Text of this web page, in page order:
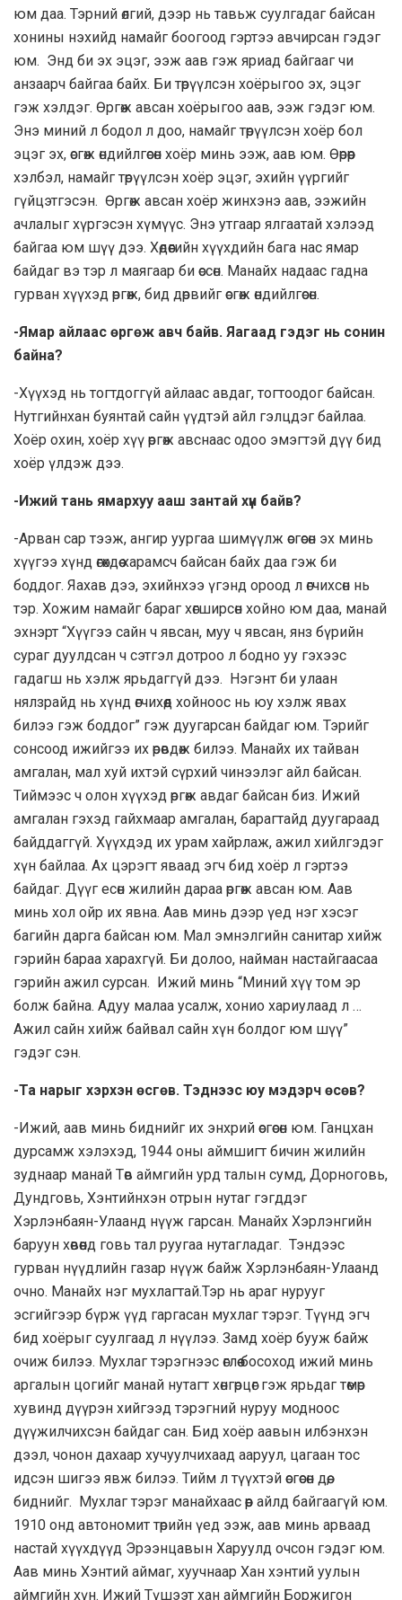
юм даа. Тэрний өлгий, дээр нь тавьж суулгадаг байсан
хонины нэхийд намайг боогоод гэртээ авчирсан гэдэг
юм. Энд би эх эцэг, ээж аав гэж яриад байгааг чи
анзаарч байгаа байх. Би төрүүлсэн хоёрыгоо эх, эцэг
гэж хэлдэг. Өргөж авсан хоёрыгоо аав, ээж гэдэг юм.
Энэ миний л бодол л доо, намайг төрүүлсэн хоёр бол
эцэг эх, өсгөж өндийлгөсөн хоёр минь ээж, аав юм. Өөрөөр
хэлбэл, намайг төрүүлсэн хоёр эцэг, эхийн үүргийг
гүйцэтгэсэн. Өргөж авсан хоёр жинхэнэ аав, ээжийн
ачлалыг хүргэсэн хүмүүс. Энэ утгаар ялгаатай хэлээд
байгаа юм шүү дээ. Хөдөөгийн хүүхдийн бага нас ямар
байдаг вэ тэр л маягаар би өссөн. Манайх надаас гадна
гурван хүүхэд өргөж, бид дөрвийг өсгөж өндийлгөсөн.
-Ямар айлаас өргөж авч байв. Яагаад гэдэг нь сонин
байна?
-Хүүхэд нь тогтдоггүй айлаас авдаг, тогтоодог байсан.
Нутгийнхан буянтай сайн үүдтэй айл гэлцдэг байлаа.
Хоёр охин, хоёр хүү өргөж авснаас одоо эмэгтэй дүү бид
хоёр үлдэж дээ.
-Ижий тань ямархуу ааш зантай хүн байв?
-Арван сар тээж, ангир уургаа шимүүлж өсгөсөн эх минь
хүүгээ хүнд өгөхдөө харамсч байсан байх даа гэж би
боддог. Яахав дээ, эхийнхээ үгэнд ороод л өгчихсөн нь
тэр. Хожим намайг бараг хөгширсөн хойно юм даа, манай
эхнэрт “Хүүгээ сайн ч явсан, муу ч явсан, янз бүрийн
сураг дуулдсан ч сэтгэл дотроо л бодно уу гэхээс
гадагш нь хэлж ярьдаггүй дээ. Нэгэнт би улаан
нялзрайд нь хүнд өгчихөөд хойноос нь юу хэлж явах
билээ гэж боддог” гэж дуугарсан байдаг юм. Тэрийг
сонсоод ижийгээ их өрөвдөж билээ. Манайх их тайван
амгалан, мал хуй ихтэй сүрхий чинээлэг айл байсан.
Тиймээс ч олон хүүхэд өргөж авдаг байсан биз. Ижий
амгалан гэхэд гайхмаар амгалан, барагтайд дуугараад
байддаггүй. Хүүхдэд их урам хайрлаж, ажил хийлгэдэг
хүн байлаа. Ах цэрэгт яваад эгч бид хоёр л гэртээ
байдаг. Дүүг есөн жилийн дараа өргөж авсан юм. Аав
минь хол ойр их явна. Аав минь дээр үед нэг хэсэг
багийн дарга байсан юм. Мал эмнэлгийн санитар хийж
гэрийн бараа харахгүй. Би долоо, найман настайгаасаа
гэрийн ажил сурсан. Ижий минь “Миний хүү том эр
болж байна. Адуу малаа усалж, хонио хариулаад л …
Ажил сайн хийж байвал сайн хүн болдог юм шүү”
гэдэг сэн.
-Та нарыг хэрхэн өсгөв. Тэднээс юу мэдэрч өсөв?
-Ижий, аав минь биднийг их энхрий өсгөсөн юм. Ганцхан
дурсамж хэлэхэд, 1944 оны аймшигт бичин жилийн
зуднаар манай Төв аймгийн урд талын сумд, Дорноговь,
Дундговь, Хэнтийнхэн отрын нутаг гэгддэг
Хэрлэнбаян-Улаанд нүүж гарсан. Манайх Хэрлэнгийн
баруун хөвөөнд говь тал руугаа нутагладаг. Тэндээс
гурван нүүдлийн газар нүүж байж Хэрлэнбаян-Улаанд
очно. Манайх нэг мухлагтай.Тэр нь араг нурууг
эсгийгээр бүрж үүд гаргасан мухлаг тэрэг. Түүнд эгч
бид хоёрыг суулгаад л нүүлээ. Замд хоёр бууж байж
очиж билээ. Мухлаг тэрэгнээс өглөө босоход ижий минь
аргалын цогийг манай нутагт хөнгөрцөг гэж ярьдаг төмөр
хувинд дүүрэн хийгээд тэрэгний нуруу модноос
дүүжилчихсэн байдаг сан. Бид хоёр аавын илбэнхэн
дээл, чонон дахаар хучуулчихаад ааруул, цагаан тос
идсэн шигээ явж билээ. Тийм л түүхтэй өсгөсөн дөө,
биднийг. Мухлаг тэрэг манайхаас өөр айлд байгаагүй юм.
1910 онд автономит төрийн үед ээж, аав минь арваад
настай хүүхдүүд Эрээнцавын Харуулд очсон гэдэг юм.
Аав минь Хэнтий аймаг, хуучнаар Хан хэнтий уулын
аймгийн хүн. Ижий Түшээт хан аймгийн Боржигон